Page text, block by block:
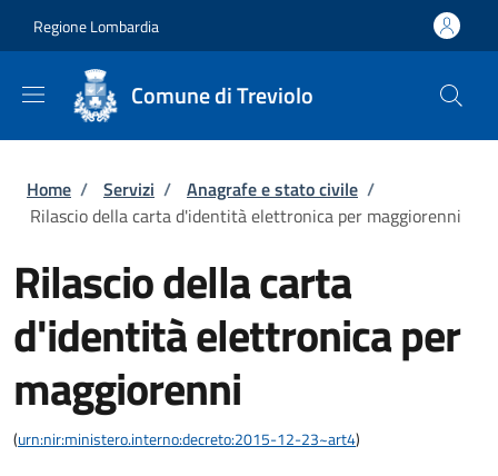
Regione Lombardia
Comune di Treviolo
Briciole di pane
Home / Servizi / Anagrafe e stato civile /
Rilascio della carta d'identità elettronica per maggiorenni
Rilascio della carta
d'identità elettronica per
maggiorenni
(urn:nir:ministero.interno:decreto:2015-12-23~art4)